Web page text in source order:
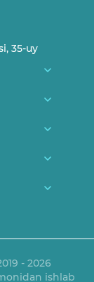
35-uy
- 2026
ishlab